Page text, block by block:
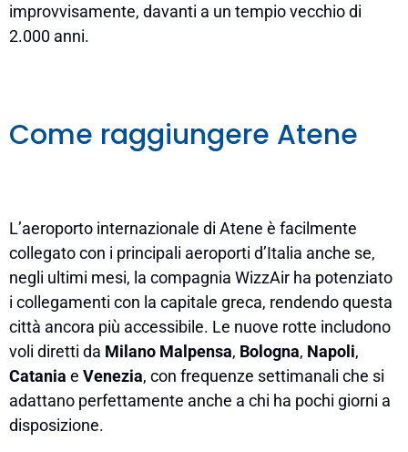
improvvisamente, davanti a un tempio vecchio di
2.000 anni.
Come raggiungere Atene
L’aeroporto internazionale di Atene è facilmente
collegato con i principali aeroporti d’Italia anche se,
negli ultimi mesi, la compagnia WizzAir ha potenziato
i collegamenti con la capitale greca, rendendo questa
città ancora più accessibile. Le nuove rotte includono
voli diretti da Milano Malpensa, Bologna, Napoli,
Catania e Venezia, con frequenze settimanali che si
adattano perfettamente anche a chi ha pochi giorni a
disposizione.